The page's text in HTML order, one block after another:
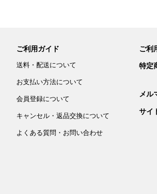
ご利用ガイド
送料・配送について
お支払い方法について
会員登録について
キャンセル・返品交換について
よくある質問・お問い合わせ
ご利
特定
メル
サイ